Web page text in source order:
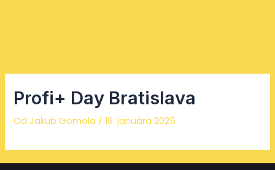
Profi+ Day Bratislava
Od Jakub Gomola /19. januára 2025